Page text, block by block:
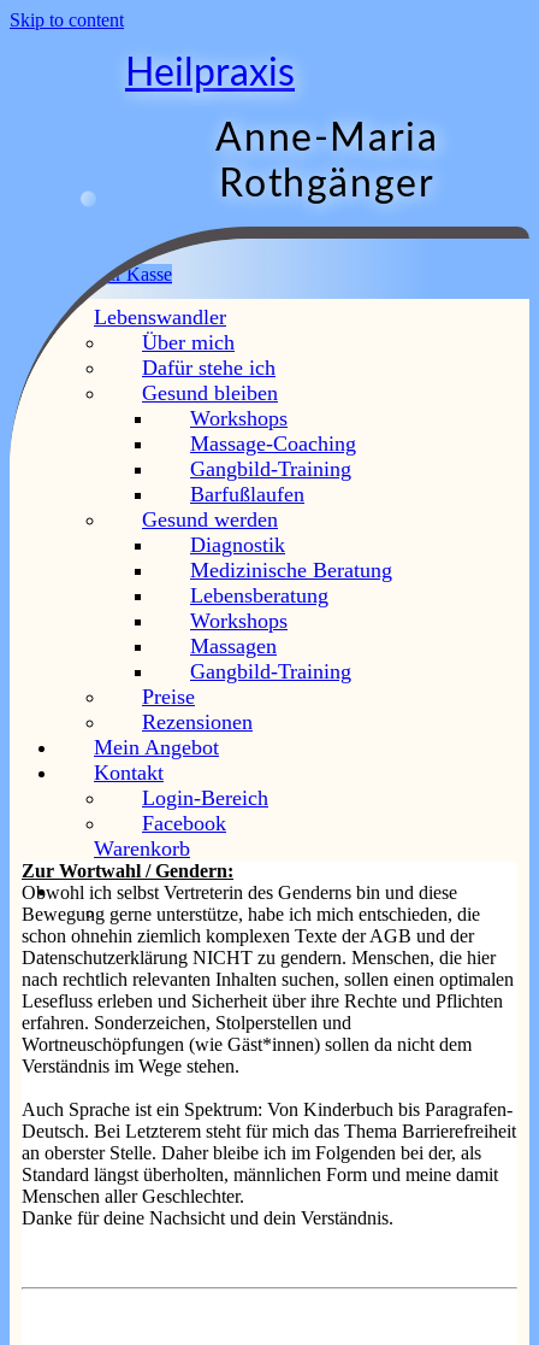
Skip to content
Heilpraxis
Anne-Maria
Rothgänger
Zur Kasse
Lebenswandler
Über mich
Dafür stehe ich
Gesund bleiben
Workshops
Massage-Coaching
Gangbild-Training
Barfußlaufen
Gesund werden
Diagnostik
Medizinische Beratung
Lebensberatung
Workshops
Massagen
Gangbild-Training
Preise
Rezensionen
Mein Angebot
Kontakt
Login-Bereich
Facebook
Warenkorb
AGB und
Datenschutzerklärung
Hier geht`s direkt zur Datenschutzerklärung.
AGB – Allgemeine
Geschäftsbedingungen
Die AGB gliedern sich in dengewerblichen Teil
alle Gruppen-Angebote, sowie b) diejenigen Einzelangebote, für
Menschen ohne bestehende oder zu erhebende Diagnose
therapeutischen Teil:das sind ausschließlich
Einzelangebote für Menschen mit bestehender Diagnose, oder
zum Zwecke der Diagnostik.
Schlussbestimmungen
sowie die AGB selbst.
Zur Wortwahl / Gendern:
Obwohl ich selbst Vertreterin des Genderns bin und diese
Bewegung gerne unterstütze, habe ich mich entschieden, die
schon ohnehin ziemlich komplexen Texte der AGB und der
Datenschutzerklärung NICHT zu gendern. Menschen, die hier
nach rechtlich relevanten Inhalten suchen, sollen einen optimalen
Lesefluss erleben und Sicherheit über ihre Rechte und Pflichten
erfahren. Sonderzeichen, Stolperstellen und
Wortneuschöpfungen (wie Gäst*innen) sollen da nicht dem
Verständnis im Wege stehen.
Auch Sprache ist ein Spektrum: Von Kinderbuch bis Paragrafen-
Deutsch. Bei Letzterem steht für mich das Thema Barrierefreiheit
an oberster Stelle. Daher bleibe ich im Folgenden bei der, als
Standard längst überholten, männlichen Form und meine damit
Menschen aller Geschlechter.
Danke für deine Nachsicht und dein Verständnis.